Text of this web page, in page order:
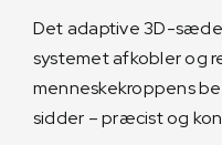
Det adaptive 3D-
systemet afkobler og
menneskekroppens
sidder – præcist og